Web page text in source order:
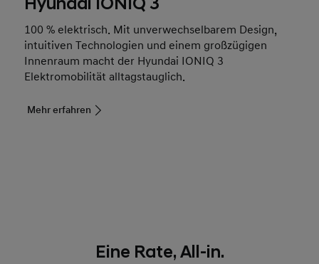
100 % elektrisch. Mit unverwechselbarem Design,
intuitiven Technologien und einem großzügigen
Innenraum macht der Hyundai IONIQ 3
Elektromobilität alltagstauglich.
Mehr erfahren
Eine Rate, All-in.